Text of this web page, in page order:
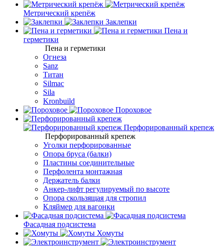
Метрический крепёж
Заклепки
Пена и
герметики
Пена и герметики
Огнеза
Sanz
Титан
Silmac
Sila
Kronbuild
Пороховое
Перфорированный крепеж
Перфорированный крепеж
Уголки перфорированные
Опора бруса (балки)
Пластины соединительные
Перфолента монтажная
Держатель балки
Анкер-лифт регулируемый по высоте
Опора скользящая для стропил
Кляймер для вагонки
Фасадная подсистема
Хомуты